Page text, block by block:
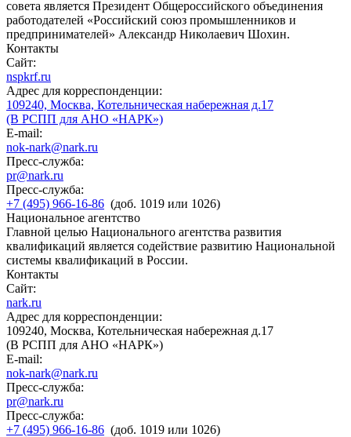
совета является Президент Общероссийского объединения
работодателей «Российский союз промышленников и
предпринимателей» Александр Николаевич Шохин.
Контакты
Сайт:
nspkrf.ru
Адрес для корреспонденции:
109240, Москва, Котельническая набережная д.17
(В РСПП для АНО «НАРК»)
E-mail:
nok-nark@nark.ru
Пресс-служба:
pr@nark.ru
Пресс-служба:
+7 (495) 966-16-86 (доб. 1019 или 1026)
Национальное агентство
Главной целью Национального агентства развития
квалификаций является содействие развитию Национальной
системы квалификаций в России.
Контакты
Сайт:
nark.ru
Адрес для корреспонденции:
109240, Москва, Котельническая набережная д.17
(В РСПП для АНО «НАРК»)
E-mail:
nok-nark@nark.ru
Пресс-служба:
pr@nark.ru
Пресс-служба:
+7 (495) 966-16-86 (доб. 1019 или 1026)